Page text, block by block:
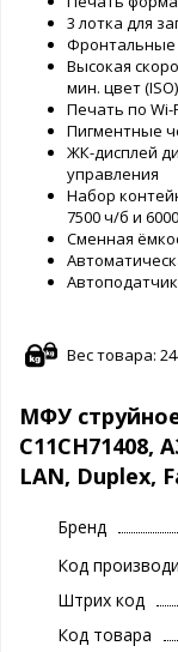
3 лотка для
Фронтальные
Высокая
мин. цвет (ISO)
Печать по Wi-
Пигментные
ЖК-дисплей
управления
Набор
7500 ч/б и
Сменная
Вес товара:
МФУ
C11CH71408,
LAN, Duplex,
Бренд
Код
Штрих код
Код товара